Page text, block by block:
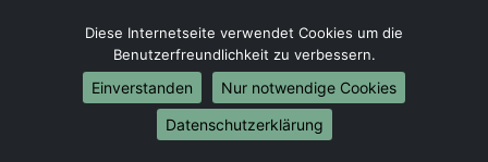
Umzug von Minden nach Nürnberg
Umzug von Minden nach Duisburg
Umzug von Minden nach Bochum
Umzug von Minden nach Wuppertal
Umzug von Minden nach Bielefeld
Diese Internetseite verwendet Cookies um die
Benutzerfreundlichkeit zu verbessern.
Einverstanden
Nur notwendige Cookies
Datenschutzerklärung